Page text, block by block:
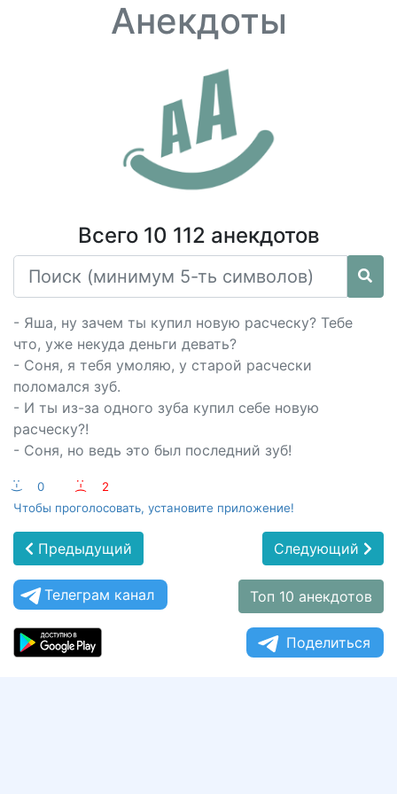
Анекдоты
Всего 10 112 анекдотов
- Яша, ну зачем ты купил новую расческу? Тебе
что, уже некуда деньги девать?
- Соня, я тебя умоляю, у старой расчески
поломался зуб.
- И ты из-за одного зуба купил себе новую
расческу?!
- Соня, но ведь это был последний зуб!
:-) 0 :-(
2
Чтобы проголосовать, установите приложение!
Предыдущий Следующий
Телеграм канал Топ 10 анекдотов
Поделиться